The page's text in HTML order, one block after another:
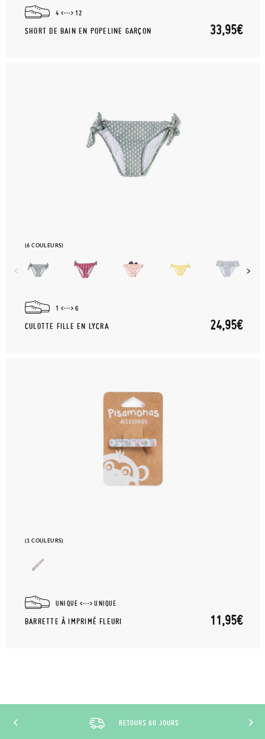
4 12
SHORT DE BAIN EN POPELINE GARÇON 33,95€
(6 COULEURS)
1 6
CULOTTE FILLE EN LYCRA 24,95€
(1 COULEURS)
UNIQUE UNIQUE
BARRETTE À IMPRIMÉ FLEURI 11,95€
RETOURS 60 JOURS